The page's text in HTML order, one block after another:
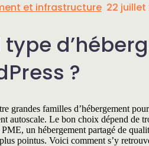
et infrastructure 22 juillet
type
?
grandes familles d’hébergement
autoscale. Le bon choix dépend de
un hébergement partagé de
pointus. Voici comment s’y